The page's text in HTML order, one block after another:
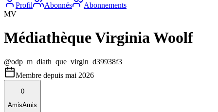
Profil Abonnés
Abonnements
MV
Médiathèque Virginia Woolf
@odp_m_diath_que_virgin_d39938f3
Membre depuis mai 2026
0
AmisAmis